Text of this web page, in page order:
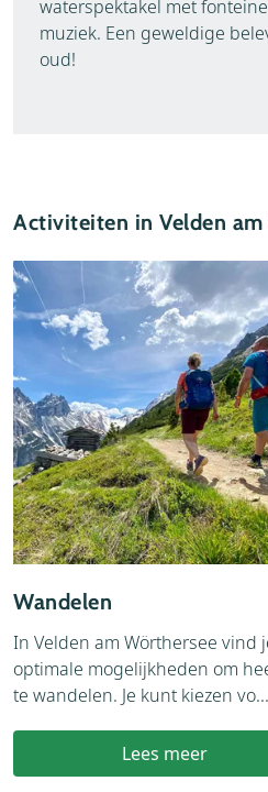
waterspektakel met
muziek. Een geweldige
oud!
Activiteiten in Velden am
Wandelen
In Velden am Wörthersee vind
optimale mogelijkheden om
te wandelen. Je kunt kiezen vo...
Lees meer